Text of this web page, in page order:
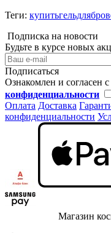
Теги:
Подписка на новости
Будьте в курсе новых
Подписаться
Ознакомлен и согласен с
конфиденциальности
Оплата Доставка
конфиденциальности
Магазин